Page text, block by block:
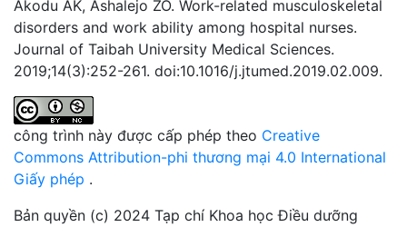
Akodu AK, Ashalejo ZO. Work-related musculoskeletal
disorders and work ability among hospital nurses.
Journal of Taibah University Medical Sciences.
2019;14(3):252-261. doi:10.1016/j.jtumed.2019.02.009.
công trình này được cấp phép theo Creative
Commons Attribution-phi thương mại 4.0 International
Giấy phép .
Bản quyền (c) 2024 Tạp chí Khoa học Điều dưỡng